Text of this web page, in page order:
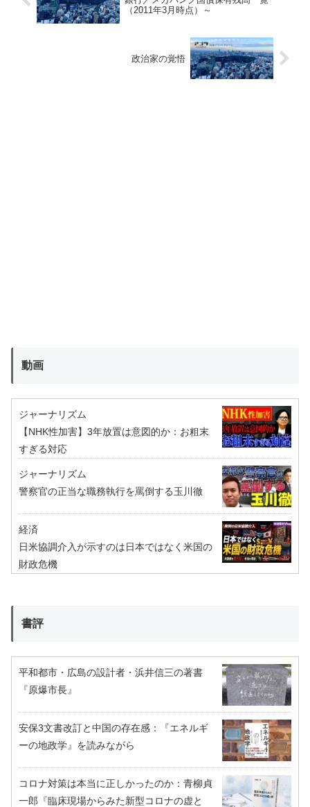
（2011年3月時点）～
政治家の覚悟
動画
ジャーナリズム
【NHK性加害】3年放置は意図的か：お粗末
すぎる対応
ジャーナリズム
警察官の正当な職務執行を罵倒する玉川徹
経済
日米協調介入が示すのは日本ではなく米国の
財政危機
書評
平和都市・広島の設計者・浜井信三の著書
『原爆市長』
安保3文書改訂と中国の存在感：『エネルギ
ーの地政学』を読みながら
コロナ対策は本当に正しかったのか：青柳貞
一郎『臨床現場からみた新型コロナの虚と